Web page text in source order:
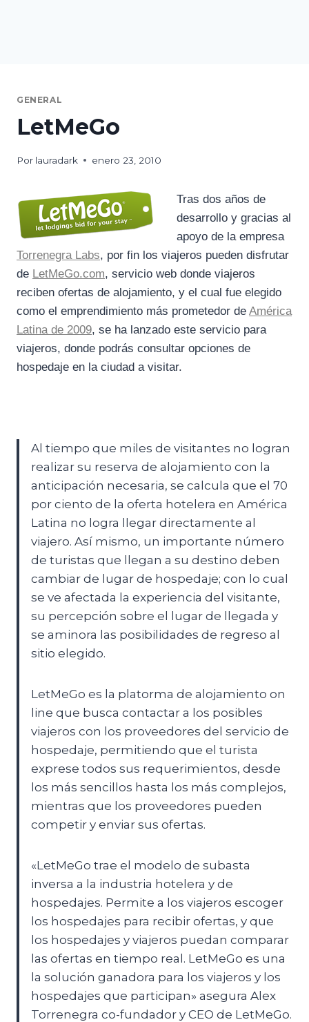
GENERAL
LetMeGo
Por lauradark enero 23, 2010
Tras dos años de
desarrollo y gracias al
apoyo de la empresa
Torrenegra Labs, por fin los viajeros pueden disfrutar
de LetMeGo.com, servicio web donde viajeros
reciben ofertas de alojamiento, y el cual fue elegido
como el emprendimiento más prometedor de América
Latina de 2009, se ha lanzado este servicio para
viajeros, donde podrás consultar opciones de
hospedaje en la ciudad a visitar.
Al tiempo que miles de visitantes no logran
realizar su reserva de alojamiento con la
anticipación necesaria, se calcula que el 70
por ciento de la oferta hotelera en América
Latina no logra llegar directamente al
viajero. Así mismo, un importante número
de turistas que llegan a su destino deben
cambiar de lugar de hospedaje; con lo cual
se ve afectada la experiencia del visitante,
su percepción sobre el lugar de llegada y
se aminora las posibilidades de regreso al
sitio elegido.
LetMeGo es la platorma de alojamiento on
line que busca contactar a los posibles
viajeros con los proveedores del servicio de
hospedaje, permitiendo que el turista
exprese todos sus requerimientos, desde
los más sencillos hasta los más complejos,
mientras que los proveedores pueden
competir y enviar sus ofertas.
«LetMeGo trae el modelo de subasta
inversa a la industria hotelera y de
hospedajes. Permite a los viajeros escoger
los hospedajes para recibir ofertas, y que
los hospedajes y viajeros puedan comparar
las ofertas en tiempo real. LetMeGo es una
la solución ganadora para los viajeros y los
hospedajes que participan» asegura Alex
Torrenegra co-fundador y CEO de LetMeGo.